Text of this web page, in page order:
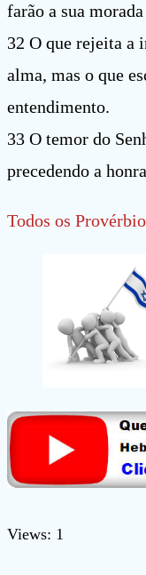
farão a sua
32 O que rejeita a
alma, mas o que
entendimento.
33 O temor do
precedendo a
Todos os
Views: 1